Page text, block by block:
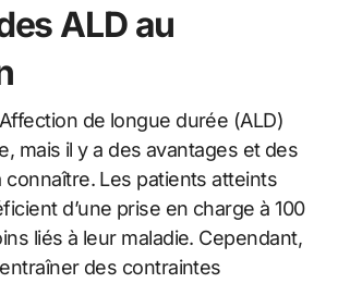
ALD au
de longue durée (ALD)
mais il y a des avantages et des
connaître. Les patients atteints
d’une prise en charge à 100
liés à leur maladie. Cependant,
des contraintes